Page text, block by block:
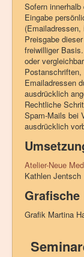
Sofern
Eingabe
Preisgabe
freiwilliger
oder
Emailadressen
ausdrücklich
Rechtliche
Spam-Mails bei
ausdrücklich
Atelier-Neue
Kathlen Jentsch
Grafische
Grafik Martina